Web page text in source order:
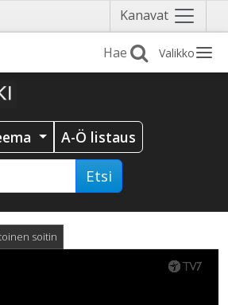
Kanavat Näytä
valikko
Valikko
A-Ö listaus
Etsi
soitin